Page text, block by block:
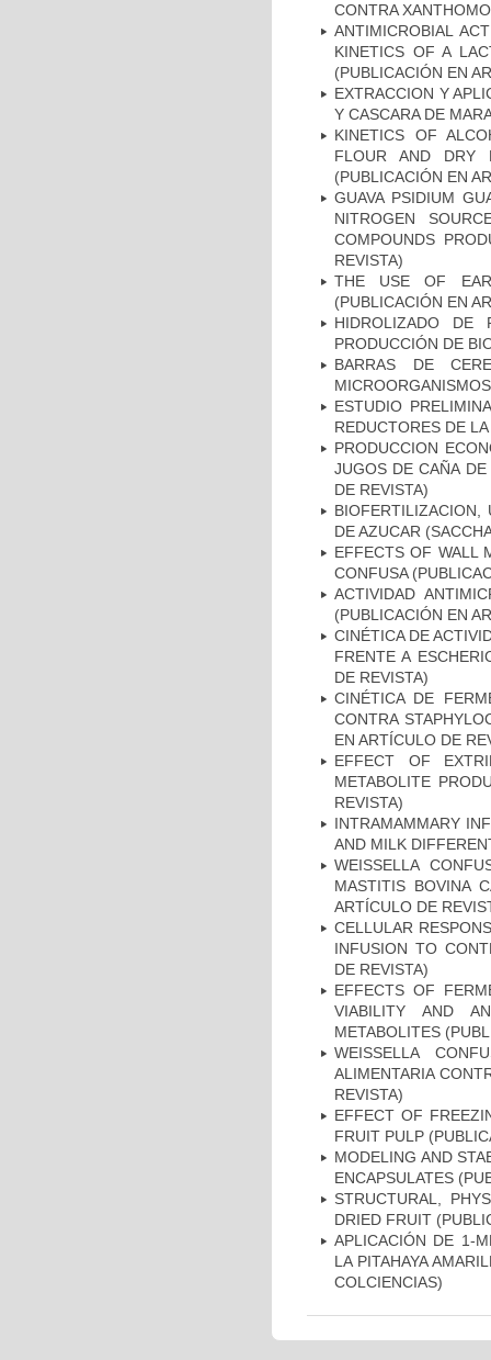
CONTRA
ANTIMICROBIAL
KINETICS OF A
(PUBLICACIÓN EN
EXTRACCION Y
Y CASCARA DE
KINETICS OF
FLOUR AND DRY
(PUBLICACIÓN EN
GUAVA PSIDIUM
NITROGEN
COMPOUNDS
REVISTA)
THE USE OF
(PUBLICACIÓN EN
HIDROLIZADO DE
PRODUCCIÓN DE
BARRAS DE
ESTUDIO
REDUCTORES DE
PRODUCCION
JUGOS DE CAÑA
DE REVISTA)
BIOFERTILIZACION,
DE AZUCAR
EFFECTS OF WALL
CONFUSA
ACTIVIDAD
(PUBLICACIÓN EN
CINÉTICA DE
FRENTE A
DE REVISTA)
CINÉTICA DE
CONTRA
EN ARTÍCULO DE
EFFECT OF
METABOLITE
REVISTA)
INTRAMAMMARY
AND MILK
WEISSELLA
MASTITIS BOVINA
ARTÍCULO DE
CELLULAR
INFUSION TO
DE REVISTA)
EFFECTS OF
VIABILITY AND
METABOLITES
WEISSELLA
ALIMENTARIA
REVISTA)
EFFECT OF
FRUIT PULP
MODELING AND
ENCAPSULATES
STRUCTURAL,
DRIED FRUIT
APLICACIÓN DE 1-
LA PITAHAYA
COLCIENCIAS)